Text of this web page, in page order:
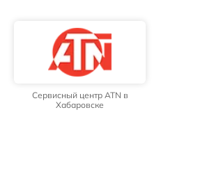
Сервисный центр ATN в
Хабаровске